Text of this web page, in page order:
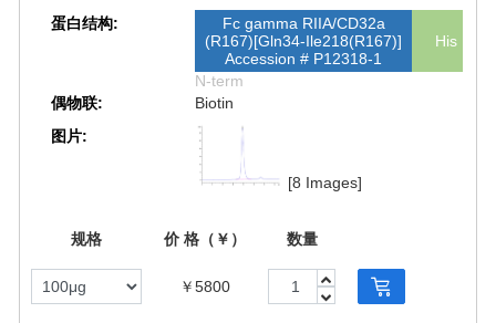
蛋白结构:
Fc gamma RIIA/CD32a
(R167)[Gln34-Ile218(R167)]
Accession # P12318-1
His
N-term
偶物联:
Biotin
图片:
[8 Images]
规格 价 格（￥） 数量
￥5800